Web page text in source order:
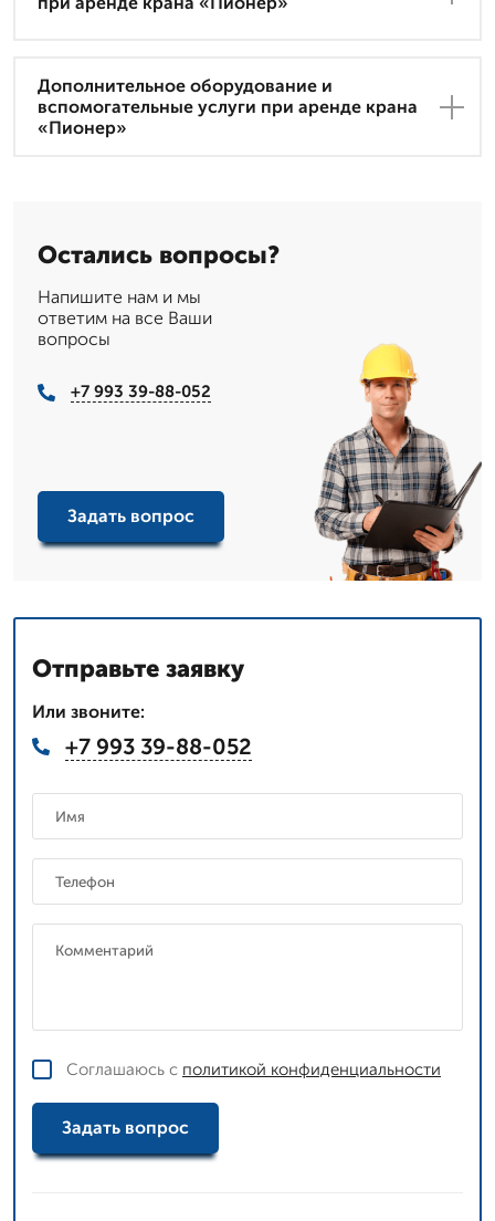
Дополнительное оборудование и
вспомогательные услуги при аренде крана
«Пионер»
Остались вопросы?
Напишите нам и мы
ответим на все Ваши
вопросы
+7 993 39-88-052
Задать вопрос
Отправьте заявку
Или звоните:
+7 993 39-88-052
Соглашаюсь с политикой конфиденциальности
Задать вопрос